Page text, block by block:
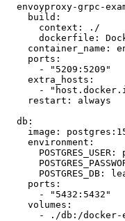
envoyproxy-grpc-
    build:
      context: ./
dockerfile:
    ports:
      - "5209:5209"
    extra_hosts:
-
    restart: always
  db:
image:
    environment:
POSTGRES_DB:
    ports:
      - "5432:5432"
    volumes:
- ./db:/